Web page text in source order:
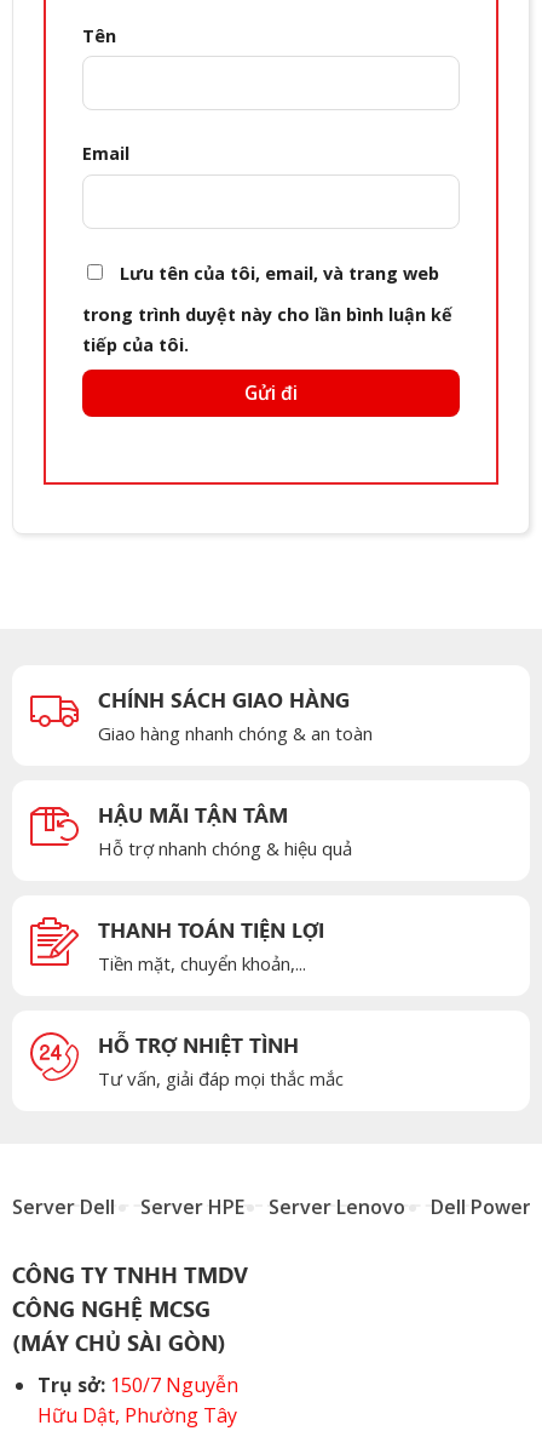
Tên
Email
Lưu tên của tôi, email, và trang web
trong trình duyệt này cho lần bình luận kế
tiếp của tôi.
CHÍNH SÁCH GIAO HÀNG
Giao hàng nhanh chóng & an toàn
HẬU MÃI TẬN TÂM
Hỗ trợ nhanh chóng & hiệu quả
THANH TOÁN TIỆN LỢI
Tiền mặt, chuyển khoản,...
HỖ TRỢ NHIỆT TÌNH
Tư vấn, giải đáp mọi thắc mắc
Server Dell Server HPE Server Lenovo Dell
CÔNG TY TNHH TMDV
CÔNG NGHỆ MCSG
(MÁY CHỦ SÀI GÒN)
Trụ sở: 150/7 Nguyễn
Hữu Dật, Phường Tây